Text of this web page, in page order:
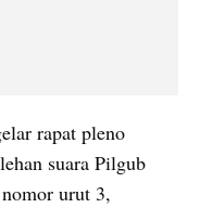
rapat pleno
suara Pilgub
urut 3,